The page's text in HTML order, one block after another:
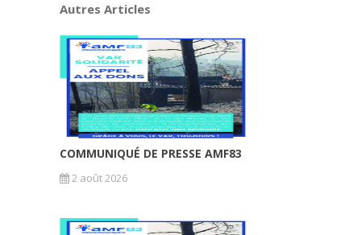
Autres Articles
COMMUNIQUÉ DE PRESSE AMF83
2 août 2026